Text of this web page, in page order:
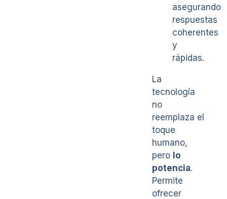
asegurando
respuestas
coherentes
y
rápidas.
La
tecnología
no
reemplaza el
toque
humano,
pero lo
potencia.
Permite
ofrecer